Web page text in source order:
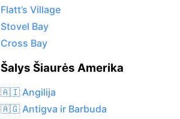
Flatt’s Village
Stovel Bay
Cross Bay
Šalys Šiaurės Amerika
🇦🇮 Angilija
🇦🇬 Antigva ir Barbuda